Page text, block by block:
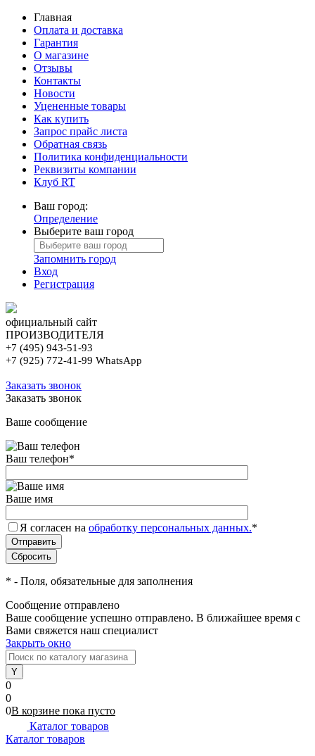
Главная
Оплата и доставка
Гарантия
О магазине
Отзывы
Контакты
Новости
Уцененные товары
Как купить
Запрос прайс листа
Обратная связь
Политика конфиденциальности
Реквизиты компании
Клуб RT
Ваш город:
Определение
Выберите ваш город
Запомнить город
Вход
Регистрация
официальный сайт
ПРОИЗВОДИТЕЛЯ
+7 (495) 943-51-93
+7 (925) 772-41-99 WhatsApp
Заказать звонок
Заказать звонок
Ваше сообщение
Ваш телефон*
Ваше имя
Я согласен на обработку персональных данных.*
* - Поля, обязательные для заполнения
Сообщение отправлено
Ваше сообщение успешно отправлено. В ближайшее время с
Вами свяжется наш специалист
Закрыть окно
0
0
0В корзине пока пусто
Каталог товаров
Каталог товаров